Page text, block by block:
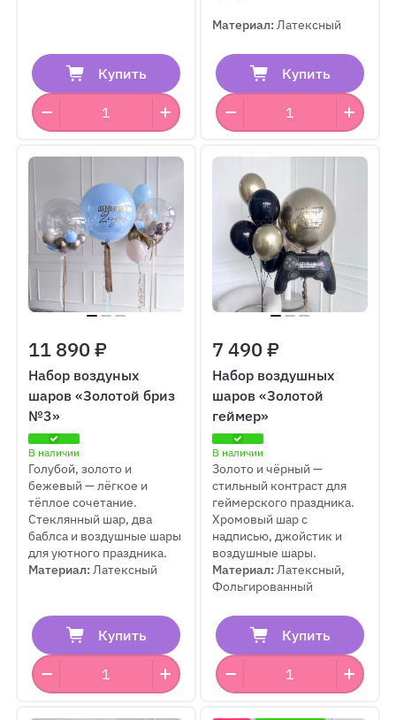
Купить
Материал:Латексный
Купить
11 890 ₽
Набор воздуных
шаров «Золотой бриз
№3»
В наличии
Голубой, золото и
бежевый — лёгкое и
тёплое сочетание.
Стеклянный шар, два
баблса и воздушные шары
для уютного праздника.
Материал:Латексный
Купить
7 490 ₽
Набор воздушных
шаров «Золотой
геймер»
В наличии
Золото и чёрный —
стильный контраст для
геймерского праздника.
Хромовый шар с
надписью, джойстик и
воздушные шары.
Материал:Латексный,
Фольгированный
Купить